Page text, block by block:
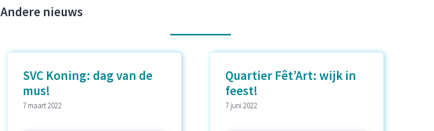
Andere nieuws
SVC Koning: dag van de
mus!
7 maart 2022
Quartier Fêt’Art: wijk in
feest!
7 juni 2022